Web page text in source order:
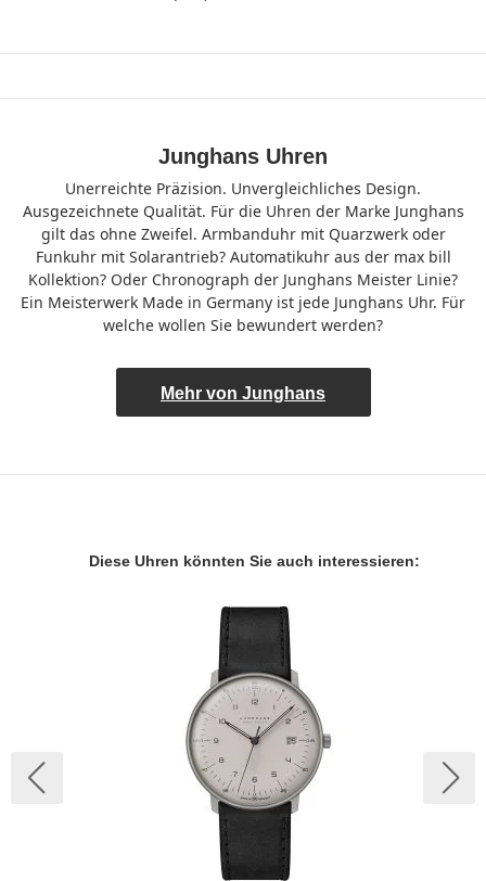
Junghans Uhren
Unerreichte Präzision. Unvergleichliches Design.
Ausgezeichnete Qualität. Für die Uhren der Marke Junghans
gilt das ohne Zweifel. Armbanduhr mit Quarzwerk oder
Funkuhr mit Solarantrieb? Automatikuhr aus der max bill
Kollektion? Oder Chronograph der Junghans Meister Linie?
Ein Meisterwerk Made in Germany ist jede Junghans Uhr. Für
welche wollen Sie bewundert werden?
Mehr von Junghans
Diese Uhren könnten Sie auch interessieren: